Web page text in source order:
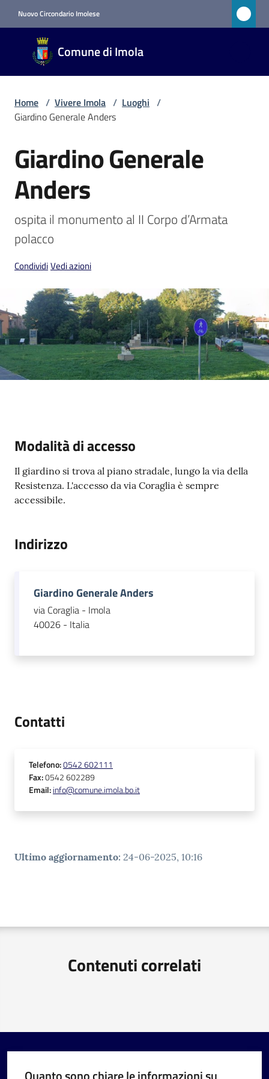
Nuovo Circondario Imolese
Comune di Imola
Comune
di Imola
RETE
Novità
Vivere
Menu selezionato
V
i
s
e
m
o
l
Argomenti
Servizi
su
Home / Vivere Imola / Luoghi /
Giardino Generale Anders
Salta al contenuto
Giardino Generale
Anders
ospita il monumento al II Corpo d’Armata
polacco
CondividiVedi azioni
Modalità di accesso
Il giardino si trova al piano stradale, lungo la via della
Resistenza. L'accesso da via Coraglia è sempre
accessibile.
Indirizzo
Giardino Generale Anders
via Coraglia - Imola
40026 - Italia
Contatti
Telefono:0542 602111
Fax:0542 602289
Email:info@comune.imola.bo.it
Ultimo aggiornamento: 24-06-2025, 10:16
Contenuti correlati